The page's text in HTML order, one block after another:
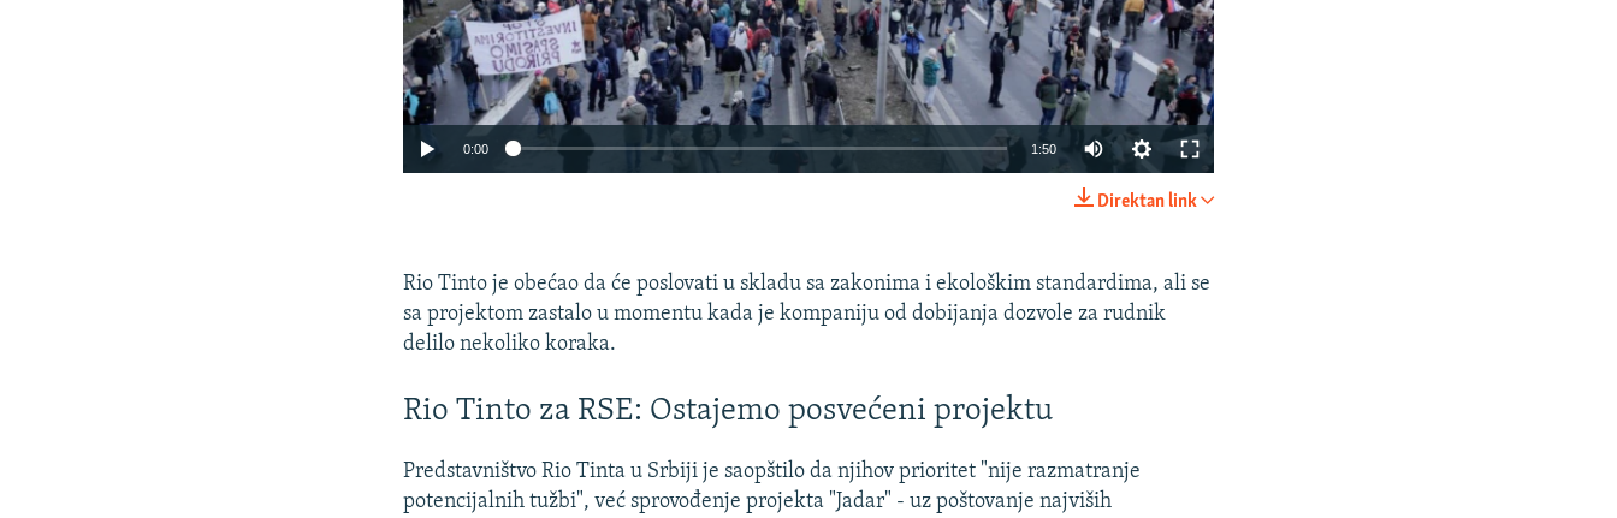
Auto
720p 1080p
0:00 1:50 Auto
480p
720p
Direktan link
Rio Tinto je obećao da će poslovati u skladu sa zakonima i ekološkim standardima, ali se
sa projektom zastalo u momentu kada je kompaniju od dobijanja dozvole za rudnik
delilo nekoliko koraka.
Rio Tinto za RSE: Ostajemo posvećeni projektu
Predstavništvo Rio Tinta u Srbiji je saopštilo da njihov prioritet "nije razmatranje
potencijalnih tužbi", već sprovođenje projekta "Jadar" - uz poštovanje najviših